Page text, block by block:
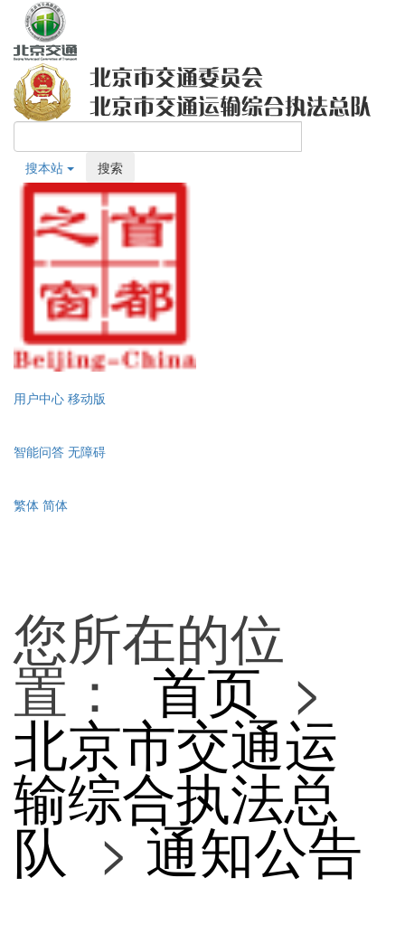
搜本站 搜索
用户中心 移动版
智能问答 无障碍
繁体 简体
您所在的位
置：首页>
北京市交通运
输综合执法总
队>通知公告